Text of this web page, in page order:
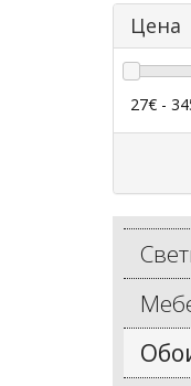
Цена
27€ -